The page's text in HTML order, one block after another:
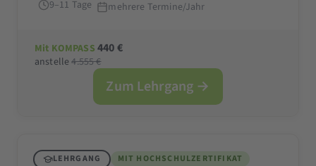
9–11 Tage mehrere Termine/Jahr
Mit KOMPASS 440 €
anstelle4.555 €
Zum Lehrgang →
LEHRGANG MIT HOCHSCHULZERTIFIKAT